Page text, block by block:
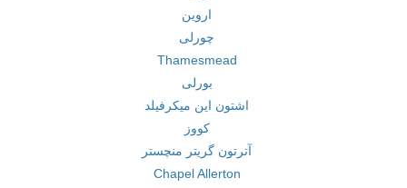
اروین
چورلی
Thamesmead
بورلی
اشتون این میکرفیلد
کووز
آترتون گریتر منچستر
Chapel Allerton